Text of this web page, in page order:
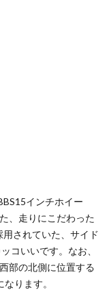
インチホイー
、走りにこだわった
されていた、サイド
コいいです。なお、
部の北側に位置する
ります。